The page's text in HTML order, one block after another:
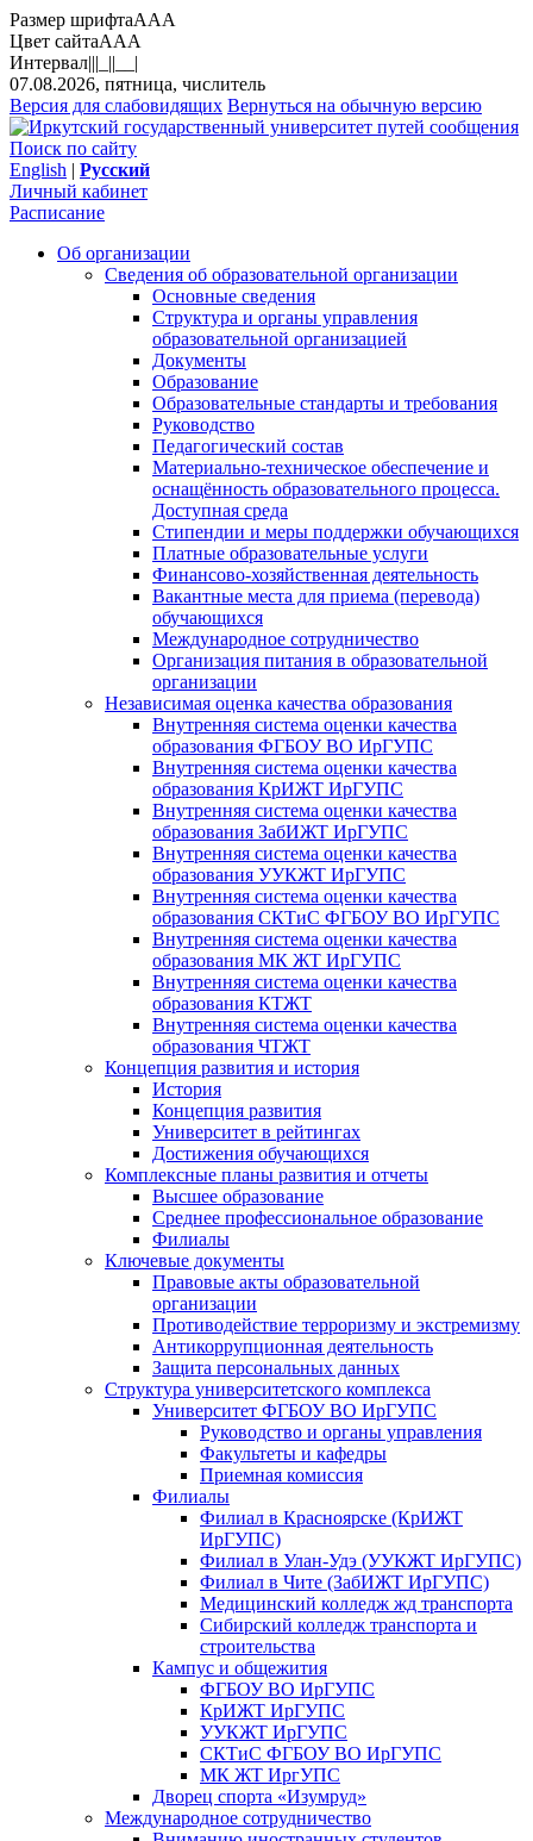
Размер шрифтаAAA
Цвет сайтаAAA
Интервал|||_||__|
07.08.2026, пятница, числитель
Версия для слабовидящих Вернуться на обычную версию
Поиск по сайту
English | Русский
Личный кабинет
Расписание
Об организации
Сведения об образовательной организации
Основные сведения
Структура и органы управления
образовательной организацией
Документы
Образование
Образовательные стандарты и требования
Руководство
Педагогический состав
Материально-техническое обеспечение и
оснащённость образовательного процесса.
Доступная среда
Стипендии и меры поддержки обучающихся
Платные образовательные услуги
Финансово-хозяйственная деятельность
Вакантные места для приема (перевода)
обучающихся
Международное сотрудничество
Организация питания в образовательной
организации
Независимая оценка качества образования
Внутренняя система оценки качества
образования ФГБОУ ВО ИрГУПС
Внутренняя система оценки качества
образования КрИЖТ ИрГУПС
Внутренняя система оценки качества
образования ЗабИЖТ ИрГУПС
Внутренняя система оценки качества
образования УУКЖТ ИрГУПС
Внутренняя система оценки качества
образования СКТиС ФГБОУ ВО ИрГУПС
Внутренняя система оценки качества
образования МК ЖТ ИрГУПС
Внутренняя система оценки качества
образования КТЖТ
Внутренняя система оценки качества
образования ЧТЖТ
Концепция развития и история
История
Концепция развития
Университет в рейтингах
Достижения обучающихся
Комплексные планы развития и отчеты
Высшее образование
Среднее профессиональное образование
Филиалы
Ключевые документы
Правовые акты образовательной
организации
Противодействие терроризму и экстремизму
Антикоррупционная деятельность
Защита персональных данных
Структура университетского комплекса
Университет ФГБОУ ВО ИрГУПС
Руководство и органы управления
Факультеты и кафедры
Приемная комиссия
Филиалы
Филиал в Красноярске (КрИЖТ
ИрГУПС)
Филиал в Улан-Удэ (УУКЖТ ИрГУПС)
Филиал в Чите (ЗабИЖТ ИрГУПС)
Медицинский колледж жд транспорта
Сибирский колледж транспорта и
строительства
Кампус и общежития
ФГБОУ ВО ИрГУПС
КрИЖТ ИрГУПС
УУКЖТ ИрГУПС
СКТиС ФГБОУ ВО ИрГУПС
МК ЖТ ИргУПС
Дворец спорта «Изумруд»
Международное сотрудничество